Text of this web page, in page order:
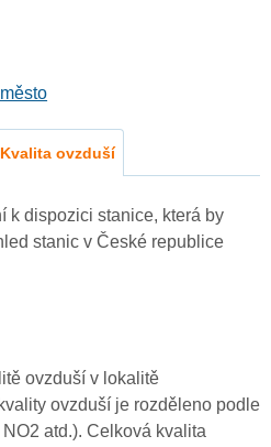
Kvalita ovzduší
k dispozici stanice, která by
stanic v České republice
ovzduší v lokalitě
ovzduší je rozděleno podle
atd.). Celková kvalita